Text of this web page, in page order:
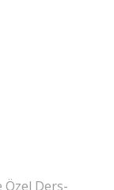
Özel Ders-